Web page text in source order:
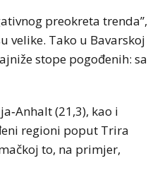
preokreta trenda”,
velike. Tako u Bavarskoj
stope pogođenih: sa
(21,3), kao i
regioni poput Trira
to, na primjer,